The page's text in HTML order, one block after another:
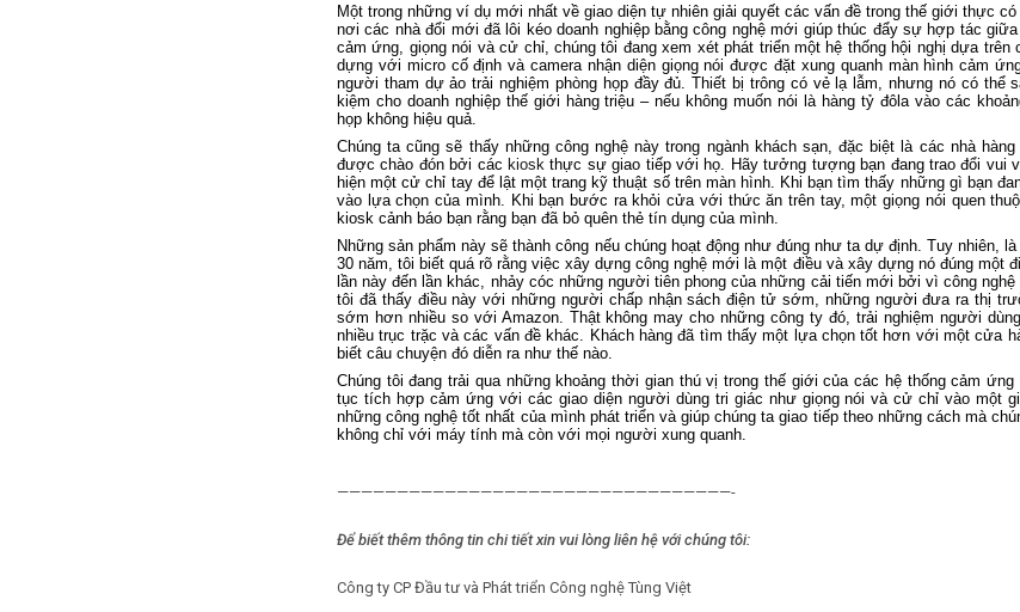
Một trong những ví dụ mới nhất về giao diện tự nhiên giải quyết các vấn đề trong thế giới thực
nơi các nhà đổi mới đã lôi kéo doanh nghiệp bằng công nghệ mới giúp thúc đẩy sự hợp tác
cảm ứng, giọng nói và cử chỉ, chúng tôi đang xem xét phát triển một hệ thống hội nghị dựa
dựng với micro cố định và camera nhận diện giọng nói được đặt xung quanh màn hình cảm
người tham dự ảo trải nghiệm phòng họp đầy đủ. Thiết bị trông có vẻ lạ lẫm, nhưng nó có thể
kiệm cho doanh nghiệp thế giới hàng triệu – nếu không muốn nói là hàng tỷ đôla vào các
họp không hiệu quả.
Chúng ta cũng sẽ thấy những công nghệ này trong ngành khách sạn, đặc biệt là các nhà
được chào đón bởi các kiosk thực sự giao tiếp với họ. Hãy tưởng tượng bạn đang trao đổi vui
hiện một cử chỉ tay để lật một trang kỹ thuật số trên màn hình. Khi bạn tìm thấy những gì bạn
vào lựa chọn của mình. Khi bạn bước ra khỏi cửa với thức ăn trên tay, một giọng nói quen
kiosk cảnh báo bạn rằng bạn đã bỏ quên thẻ tín dụng của mình.
Những sản phẩm này sẽ thành công nếu chúng hoạt động như đúng như ta dự định. Tuy nhiên,
30 năm, tôi biết quá rõ rằng việc xây dựng công nghệ mới là một điều và xây dựng nó đúng một
lần này đến lần khác, nhảy cóc những người tiên phong của những cải tiến mới bởi vì công
tôi đã thấy điều này với những người chấp nhận sách điện tử sớm, những người đưa ra thị
sớm hơn nhiều so với Amazon. Thật không may cho những công ty đó, trải nghiệm người
nhiều trục trặc và các vấn đề khác. Khách hàng đã tìm thấy một lựa chọn tốt hơn với một cửa
biết câu chuyện đó diễn ra như thế nào.
Chúng tôi đang trải qua những khoảng thời gian thú vị trong thế giới của các hệ thống cảm
tục tích hợp cảm ứng với các giao diện người dùng tri giác như giọng nói và cử chỉ vào một
những công nghệ tốt nhất của mình phát triển và giúp chúng ta giao tiếp theo những cách mà
không chỉ với máy tính mà còn với mọi người xung quanh.
—————————————————————————————————-
Để biết thêm thông tin chi tiết xin vui lòng liên hệ với chúng tôi:
Công ty CP Đầu tư và Phát triển Công nghệ Tùng Việt